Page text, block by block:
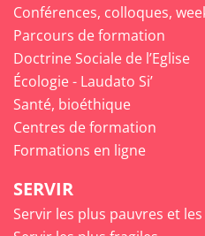
Conférences, colloques,
Parcours de formation
Doctrine Sociale de l’Eglise
Écologie - Laudato Si’
Santé, bioéthique
Centres de formation
Formations en ligne
SERVIR
Servir les plus pauvres et